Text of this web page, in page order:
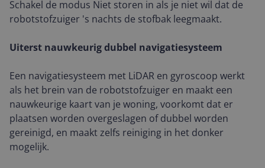
Schakel de modus Niet storen in als je niet wil dat de
robotstofzuiger 's nachts de stofbak leegmaakt.
Uiterst nauwkeurig dubbel navigatiesysteem
Een navigatiesysteem met LiDAR en gyroscoop werkt
als het brein van de robotstofzuiger en maakt een
nauwkeurige kaart van je woning, voorkomt dat er
plaatsen worden overgeslagen of dubbel worden
gereinigd, en maakt zelfs reiniging in het donker
mogelijk.